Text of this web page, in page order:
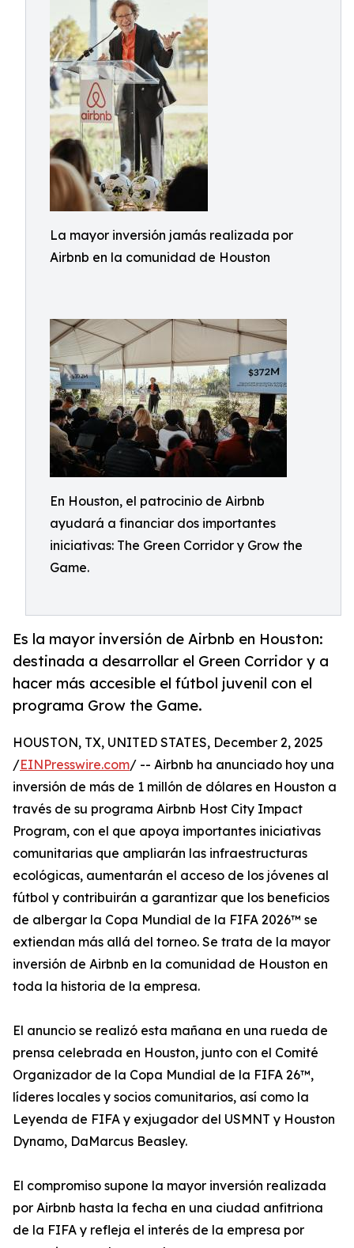
La mayor inversión jamás realizada por
Airbnb en la comunidad de Houston
En Houston, el patrocinio de Airbnb
ayudará a financiar dos importantes
iniciativas: The Green Corridor y Grow the
Game.
Es la mayor inversión de Airbnb en Houston:
destinada a desarrollar el Green Corridor y a
hacer más accesible el fútbol juvenil con el
programa Grow the Game.
HOUSTON, TX, UNITED STATES, December 2, 2025
/EINPresswire.com/ -- Airbnb ha anunciado hoy una
inversión de más de 1 millón de dólares en Houston a
través de su programa Airbnb Host City Impact
Program, con el que apoya importantes iniciativas
comunitarias que ampliarán las infraestructuras
ecológicas, aumentarán el acceso de los jóvenes al
fútbol y contribuirán a garantizar que los beneficios
de albergar la Copa Mundial de la FIFA 2026™ se
extiendan más allá del torneo. Se trata de la mayor
inversión de Airbnb en la comunidad de Houston en
toda la historia de la empresa.
El anuncio se realizó esta mañana en una rueda de
prensa celebrada en Houston, junto con el Comité
Organizador de la Copa Mundial de la FIFA 26™,
líderes locales y socios comunitarios, así como la
Leyenda de FIFA y exjugador del USMNT y Houston
Dynamo, DaMarcus Beasley.
El compromiso supone la mayor inversión realizada
por Airbnb hasta la fecha en una ciudad anfitriona
de la FIFA y refleja el interés de la empresa por